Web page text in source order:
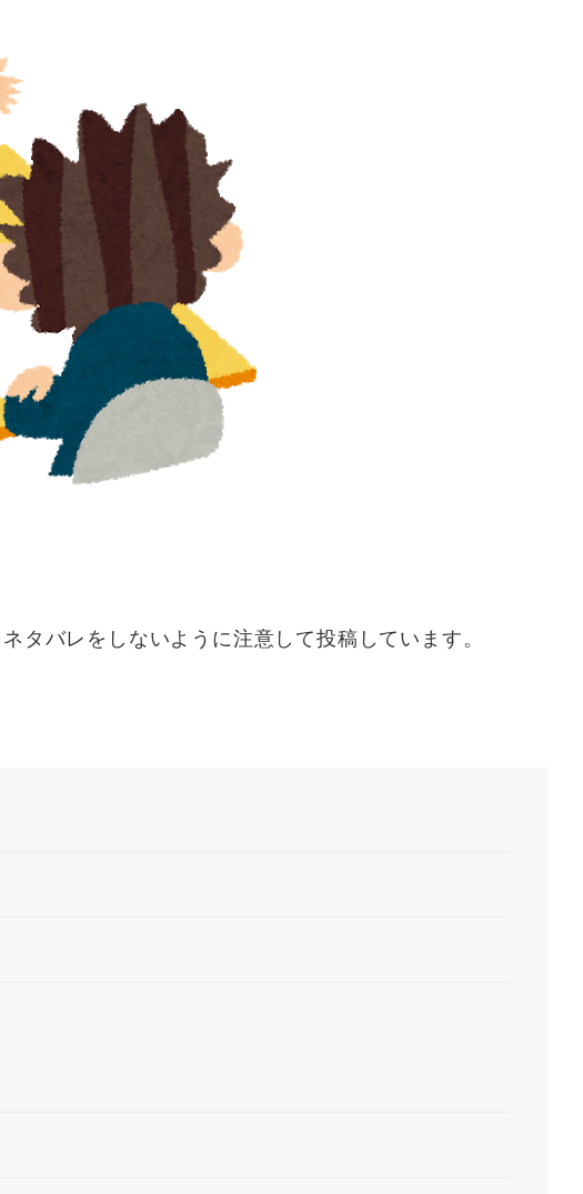
バレをしないように注意して投稿しています。